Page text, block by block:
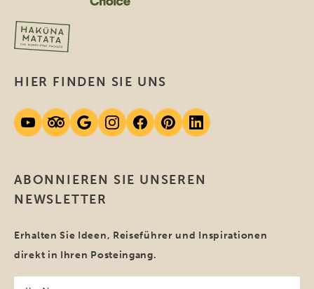
ABONNIEREN SIE UNSEREN
NEWSLETTER
Erhalten Sie Ideen, Reiseführer und Inspirationen
direkt in Ihren Posteingang.
HIER FINDEN SIE UNS